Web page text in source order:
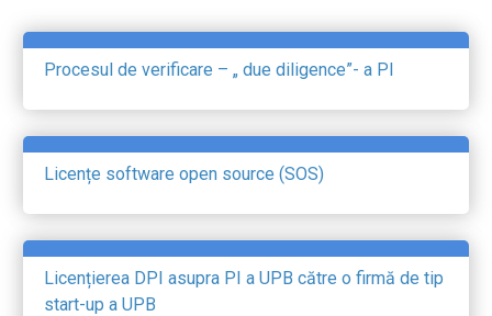
Procesul de verificare – „ due diligence”- a PI
Licențe software open source (SOS)
Licențierea DPI asupra PI a UPB către o firmă de tip
start-up a UPB